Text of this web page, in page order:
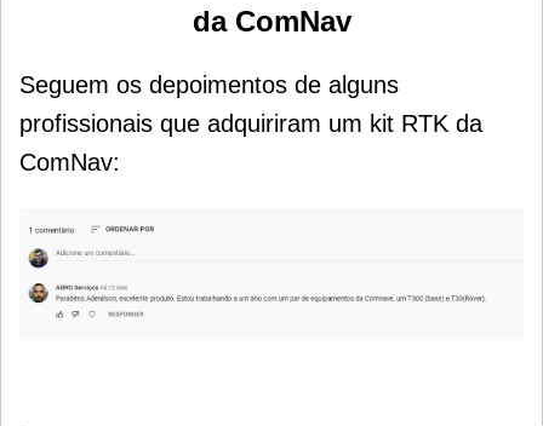
da ComNav
Seguem os depoimentos de alguns
profissionais que adquiriram um kit RTK da
ComNav: